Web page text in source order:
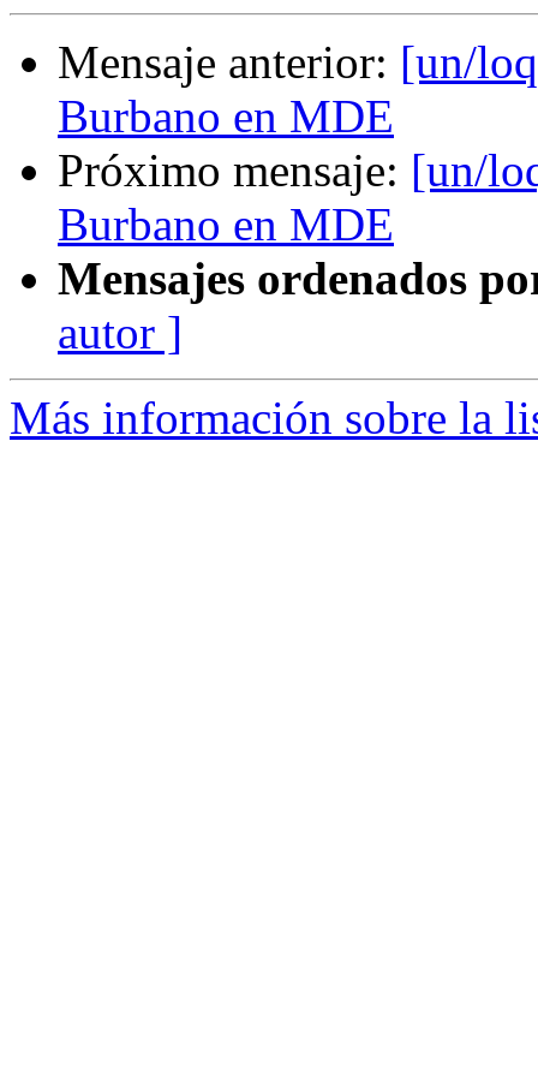
Mensaje anterior: [un/
Burbano en MDE
Próximo mensaje: [un/
Burbano en MDE
Mensajes ordenados
autor ]
Más información sobre la